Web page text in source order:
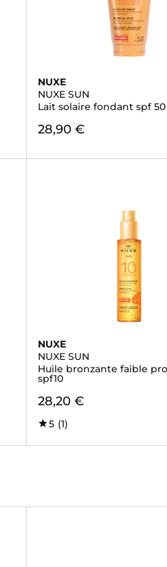
NUXE
NUXE SUN
Lait solaire fondant spf 50
28,90 €
NUXE
NUXE SUN
Huile bronzante faible
spf10
28,20 €
5 (1)